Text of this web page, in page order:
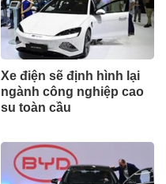
Xe điện sẽ định hình lại
ngành công nghiệp cao
su toàn cầu